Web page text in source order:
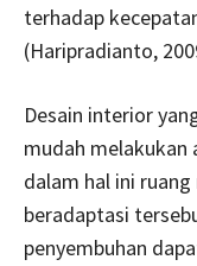
terhadap
(Haripradianto,
Desain interior
mudah melakukan
dalam hal ini
beradaptasi
penyembuhan